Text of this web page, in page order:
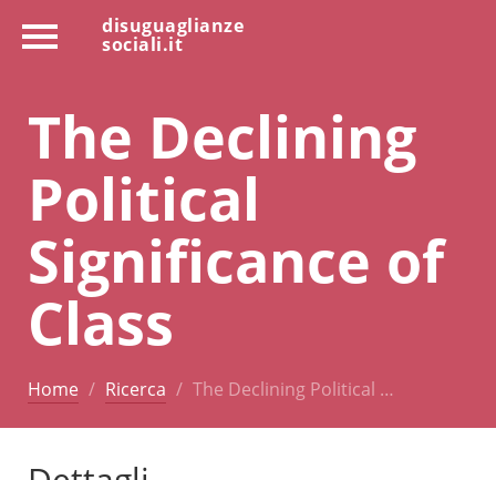
disuguaglianze
sociali.it
The Declining
Political
Significance of
Class
Home Ricerca The Declining Political …